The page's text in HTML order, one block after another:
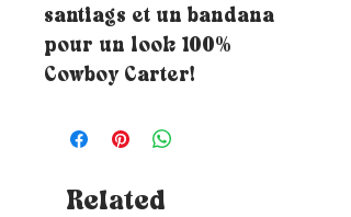
santiags et un bandana
pour un look 100%
Cowboy Carter!
Related